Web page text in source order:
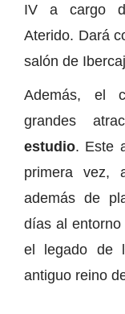
IV a cargo
Aterido. Dará
salón de
Además, el
grandes
estudio. Este
primera vez,
además de
días al
el legado de
antiguo reino